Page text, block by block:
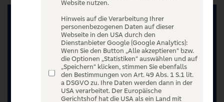
Website nutzen.
Hinweis auf die Verarbeitung Ihrer
personenbezogenen Daten auf dieser
Webseite in den USA durch den
Dienstanbieter Google (Google Analytics):
Wenn Sie den Button „Alle akzeptieren“ bzw.
die Optionen „Statistiken“ auswählen und auf
„Speichern“ klicken, stimmen Sie ebenfalls
den Bestimmungen von Art. 49 Abs. 1 S.1 lit.
a DSGVO zu. Ihre Daten werden dann in der
USA verarbeitet. Der Europäische
Gerichtshof hat die USA als ein Land mit